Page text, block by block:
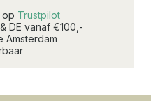
op Trustpilot
DE vanaf €100,-
Amsterdam